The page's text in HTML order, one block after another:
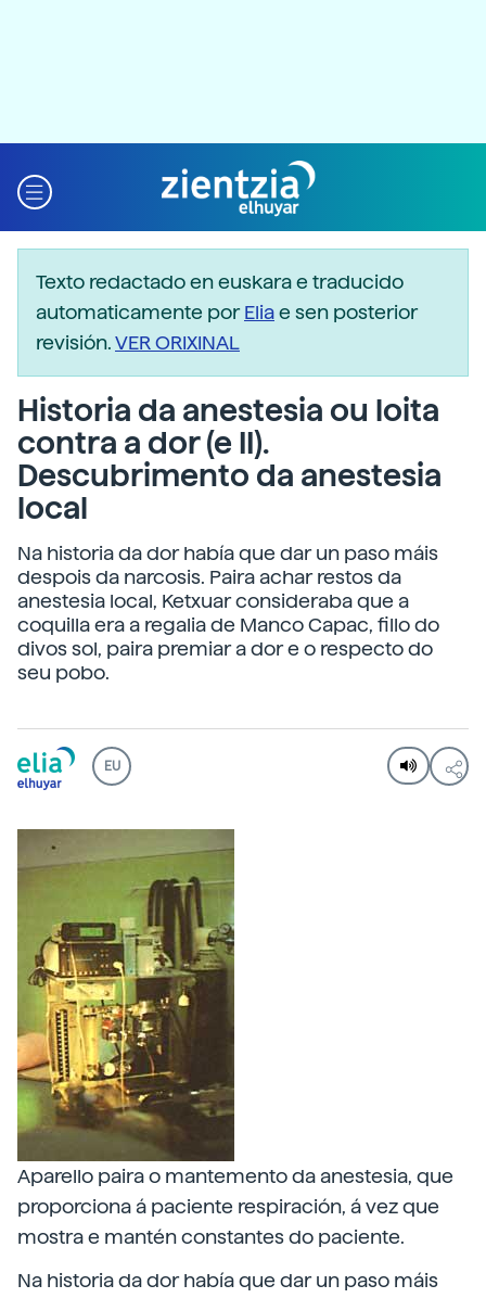
Texto redactado en euskara e traducido
automaticamente porEliae sen posterior
revisión.VER ORIXINAL
Historia da anestesia ou loita
contra a dor (e II).
Descubrimento da anestesia
local
Na historia da dor había que dar un paso máis
despois da narcosis. Paira achar restos da
anestesia local, Ketxuar consideraba que a
coquilla era a regalia de Manco Capac, fillo do
divos sol, paira premiar a dor e o respecto do
seu pobo.
EU
Aparello paira o mantemento da anestesia, que
proporciona á paciente respiración, á vez que
mostra e mantén constantes do paciente.
Na historia da dor había que dar un paso máis